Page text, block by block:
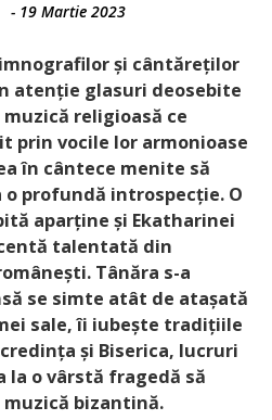
- 19 Martie 2023
și cântăreților
atenție glasuri deosebite
religioasă ce
prin vocile lor armonioase
în cântece menite să
profundă introspecție. O
aparține și Ekatharinei
talentată din
Tânăra s-a
se simte atât de atașată
sale, îi iubește tradițiile
și Biserica, lucruri
la o vârstă fragedă să
bizantină.